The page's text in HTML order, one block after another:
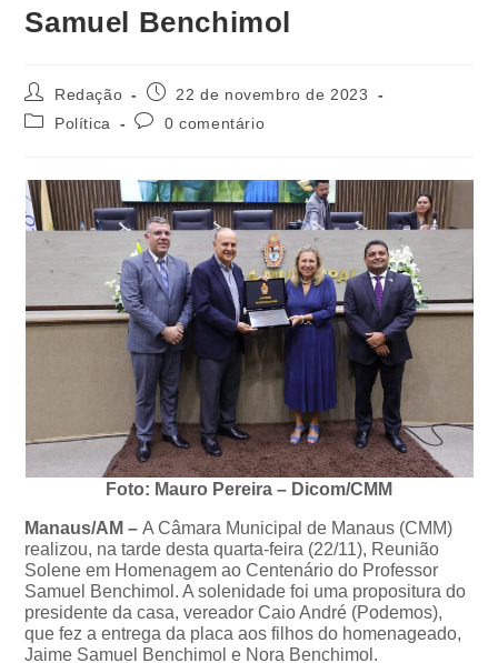
Samuel Benchimol
Redação
22 de novembro de 2023
Política
0 comentário
Foto: Mauro Pereira – Dicom/CMM
Manaus/AM –A Câmara Municipal de Manaus (CMM)
realizou, na tarde desta quarta-feira (22/11), Reunião
Solene em Homenagem ao Centenário do Professor
Samuel Benchimol. A solenidade foi uma propositura do
presidente da casa, vereador Caio André (Podemos),
que fez a entrega da placa aos filhos do homenageado,
Jaime Samuel Benchimol e Nora Benchimol.